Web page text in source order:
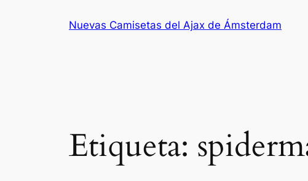
Nuevas Camisetas del Ajax de Ámsterdam
Etiqueta: